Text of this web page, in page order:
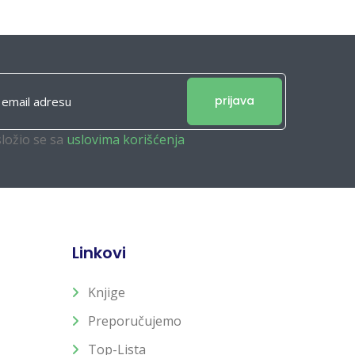
prijava
se sa uslovima korišćenja
Linkovi
Knjige
Preporučujemo
Top-Lista